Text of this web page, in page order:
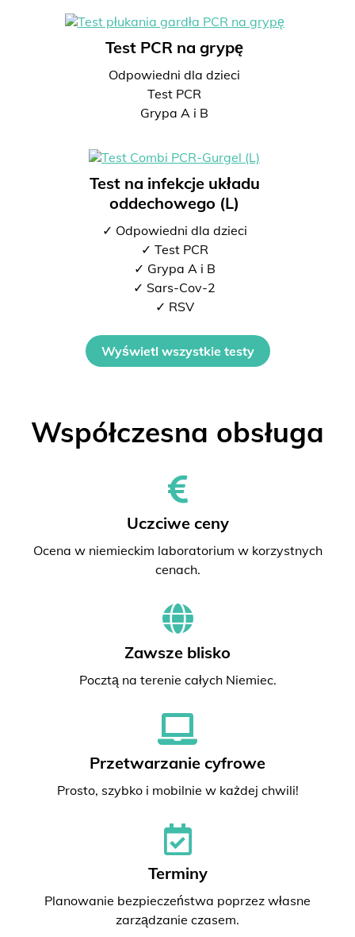
Test PCR na grypę
Odpowiedni dla dzieci
Test PCR
Grypa A i B
Test na infekcje układu
oddechowego (L)
✓ Odpowiedni dla dzieci
✓ Test PCR
✓ Grypa A i B
✓ Sars-Cov-2
✓ RSV
Wyświetl wszystkie testy
Współczesna obsługa
Uczciwe ceny
Ocena w niemieckim laboratorium w korzystnych
cenach.
Zawsze blisko
Pocztą na terenie całych Niemiec.
Przetwarzanie cyfrowe
Prosto, szybko i mobilnie w każdej chwili!
Terminy
Planowanie bezpieczeństwa poprzez własne
zarządzanie czasem.